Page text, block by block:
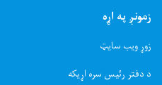
زمونږ په اړه
زوړ ویب سایټ
د دفتر رئیس سره اړیکه